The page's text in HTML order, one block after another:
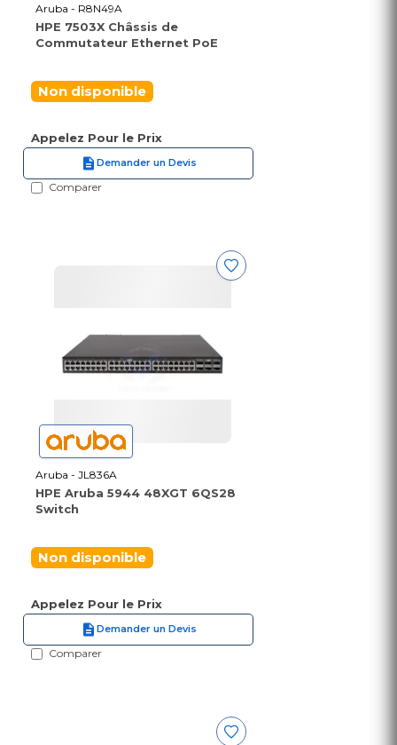
Aruba - R8N49A
HPE 7503X Châssis de
Commutateur Ethernet PoE
Non disponible
Appelez Pour le Prix
Demander un Devis
Comparer
Aruba - JL836A
HPE Aruba 5944 48XGT 6QS28
Switch
Non disponible
Appelez Pour le Prix
Demander un Devis
Comparer